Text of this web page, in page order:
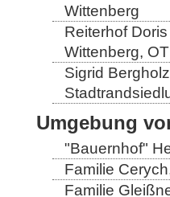
Wittenberg
Reiterhof
Wittenberg,
Sigrid
Umgebung
"Bauernhof"
Familie
Familie